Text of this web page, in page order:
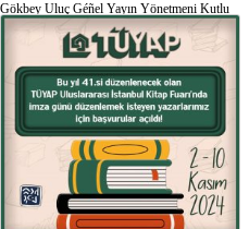
Gökbey Uluç Géñel Yayın Yönetmeni Kutlu
Yayınevi olarak bu yıl 5.si düzenlenen
Eskişehir TÜYAP Bétik Sergisi’nde biz de
yér aldık. Bu yazımda da gözümüze ilişinleri,
anılarımızı ve deneyimlerimizi üleştim. Yola
çıkanıñ anısı...